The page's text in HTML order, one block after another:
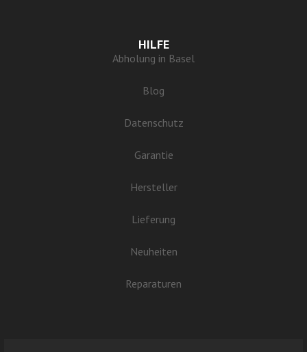
HILFE
Abholung in Basel
Blog
Datenschutz
Garantie
Hersteller
Lieferung
Neuheiten
Reparaturen